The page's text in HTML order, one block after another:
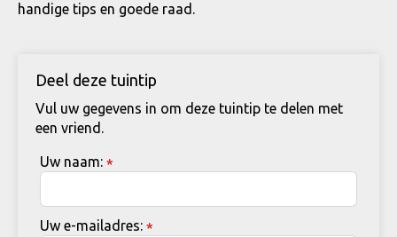
handige tips en goede raad.
Deel deze tuintip
Vul uw gegevens in om deze tuintip te delen met
een vriend.
Uw naam: *
Uw e-mailadres: *